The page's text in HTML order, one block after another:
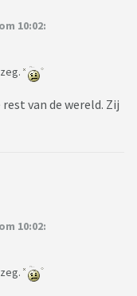
10:02:
van de wereld. Zij
10:02: